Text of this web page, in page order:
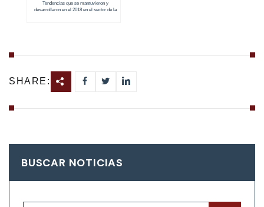
Tendencias que se mantuvieron y
desarrollaron en el 2018 en el sector de la
SHARE:
BUSCAR NOTICIAS